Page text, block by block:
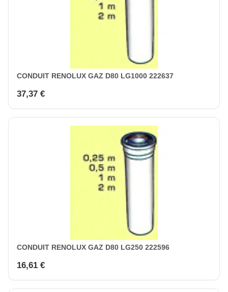
CONDUIT RENOLUX GAZ D80 LG1000 222637
37,37 €
CONDUIT RENOLUX GAZ D80 LG250 222596
16,61 €